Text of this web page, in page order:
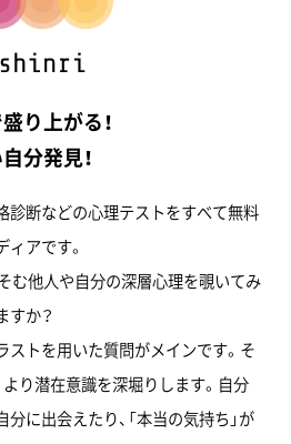
り上がる！
分発見！
診断などの心理テストをすべて無料
アです。
む他人や自分の深層心理を覗いてみ
すか？
ストを用いた質問がメインです。そ
り潜在意識を深堀りします。自分
に出会えたり、「本当の気持ち」が